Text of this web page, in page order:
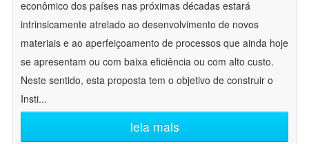
econômico dos países nas próximas décadas estará
intrinsicamente atrelado ao desenvolvimento de novos
materiais e ao aperfeiçoamento de processos que ainda hoje
se apresentam ou com baixa eficiência ou com alto custo.
Neste sentido, esta proposta tem o objetivo de construir o
Insti...
leia mais